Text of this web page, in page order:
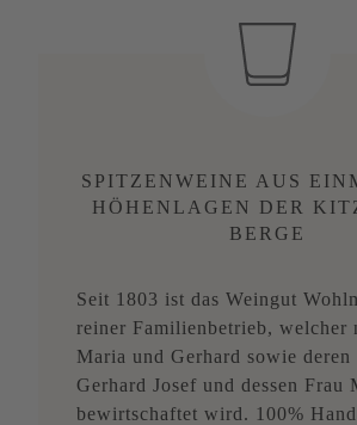
SPITZENWEINE AUS
HÖHENLAGEN DER
BERGE
Seit 1803 ist das Weingut
reiner Familienbetrieb, welcher
Maria und Gerhard sowie deren
Gerhard Josef und dessen Frau
bewirtschaftet wird. 100%